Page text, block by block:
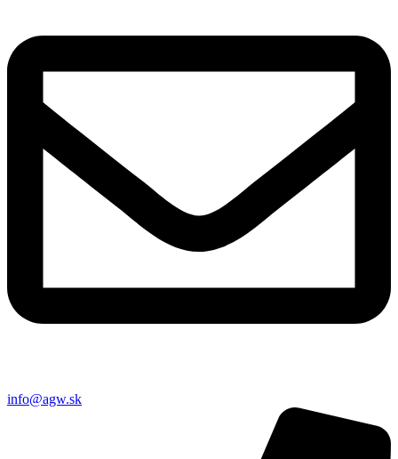
info@agw.sk